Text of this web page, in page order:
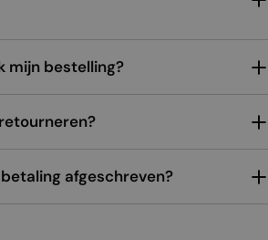
mijn bestelling?
afgeschreven?